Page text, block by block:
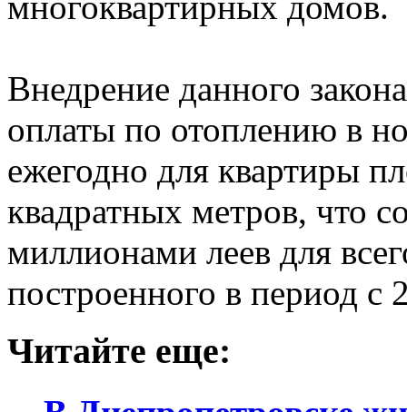
Внедрение данного
оплаты по отоплению в
ежегодно для квартиры
квадратных метров, что
миллионами леев для
построенного в период с
Читайте еще: